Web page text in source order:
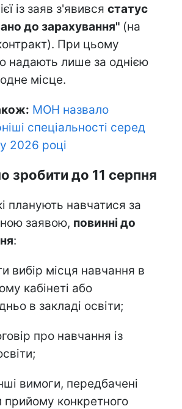
із заяв з'явився статус
до зарахування" (на
При цьому
надають лише за однією
місце.
МОН назвало
спеціальності серед
2026 році
зробити до 11 серпня
планують навчатися за
заявою, повинні до
:
вибір місця навчання в
кабінеті або
в закладі освіти;
про навчання із
вимоги, передбачені
конкретного